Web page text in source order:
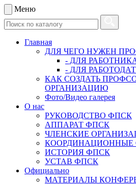
Меню
Главная
ДЛЯ ЧЕГО НУЖЕН
- ДЛЯ
- ДЛЯ
КАК СОЗДАТЬ
ОРГАНИЗАЦИЮ
Фото/Видео галерея
О нас
РУКОВОДСТВО ФПСК
АППАРАТ ФПСК
ЧЛЕНСКИЕ
КООРДИНАЦИОННЫЕ
ИСТОРИЯ ФПСК
УСТАВ ФПСК
Официально
МАТЕРИАЛЫ